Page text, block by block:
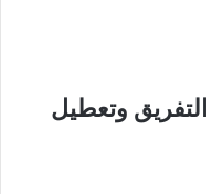
وتعطيل